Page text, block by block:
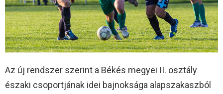
Az új rendszer szerint a Békés megyei II. osztály
északi csoportjának idei bajnoksága alapszakaszból